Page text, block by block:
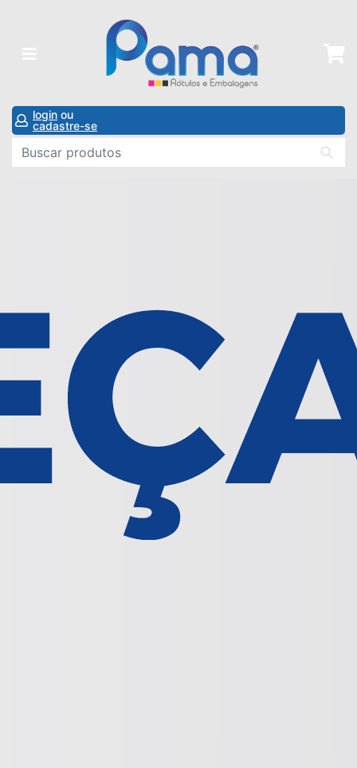
login ou
cadastre-se